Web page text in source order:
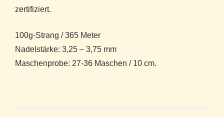
zertifiziert.
100g-Strang / 365 Meter
Nadelstärke: 3,25 – 3,75 mm
Maschenprobe: 27-36 Maschen / 10 cm.